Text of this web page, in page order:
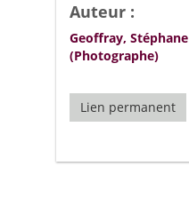
Auteur :
Geoffray, Stéphane
(Photographe)
Lien permanent